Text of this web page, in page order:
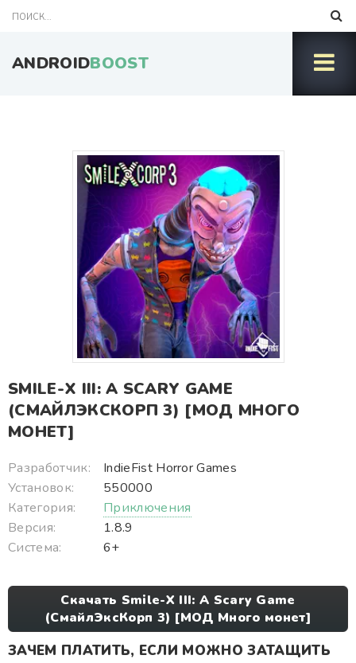
ANDROIDBOOST
SMILE-X III: A SCARY GAME
(СМАЙЛЭКСКОРП 3) [МОД МНОГО
МОНЕТ]
Разработчик:
IndieFist Horror Games
Установок:
550000
Категория:
Приключения
Версия:
1.8.9
Система:
6+
Скачать Smile-X III: A Scary Game
(СмайлЭксКорп 3) [МОД Много монет]
ЗАЧЕМ ПЛАТИТЬ, ЕСЛИ МОЖНО ЗАТАЩИТЬ